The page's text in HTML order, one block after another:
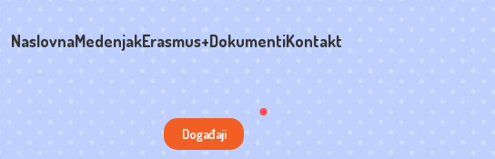
NaslovnaMedenjakErasmus+DokumentiKontakt
Događaji